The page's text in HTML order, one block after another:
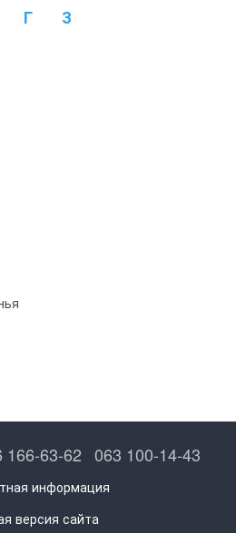
Г З
166-63-62 063 100-14-43
информация
версия сайта